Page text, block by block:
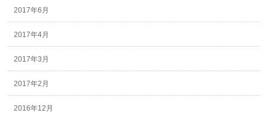
2017年6月
2017年4月
2017年3月
2017年2月
2016年12月